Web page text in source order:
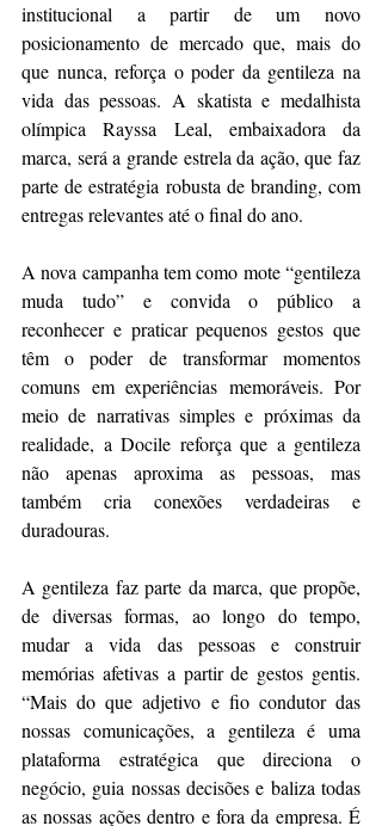
institucional a partir de um novo
posicionamento de mercado que, mais do
que nunca, reforça o poder da gentileza na
vida das pessoas. A skatista e medalhista
olímpica Rayssa Leal, embaixadora da
marca, será a grande estrela da ação, que faz
parte de estratégia robusta de branding, com
entregas relevantes até o final do ano.
A nova campanha tem como mote “gentileza
muda tudo” e convida o público a
reconhecer e praticar pequenos gestos que
têm o poder de transformar momentos
comuns em experiências memoráveis. Por
meio de narrativas simples e próximas da
realidade, a Docile reforça que a gentileza
não apenas aproxima as pessoas, mas
também cria conexões verdadeiras e
duradouras.
A gentileza faz parte da marca, que propõe,
de diversas formas, ao longo do tempo,
mudar a vida das pessoas e construir
memórias afetivas a partir de gestos gentis.
“Mais do que adjetivo e fio condutor das
nossas comunicações, a gentileza é uma
plataforma estratégica que direciona o
negócio, guia nossas decisões e baliza todas
as nossas ações dentro e fora da empresa. É